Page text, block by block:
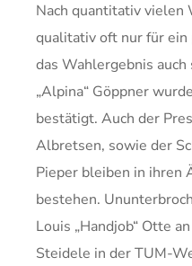
Nach quantitativ vielen
qualitativ oft nur für ein
das Wahlergebnis
„Alpina“ Göppner
bestätigt. Auch der
Albretsen, sowie der
Pieper bleiben in ihren
bestehen.
Louis „Handjob“ Otte
Steidele in der TUM-